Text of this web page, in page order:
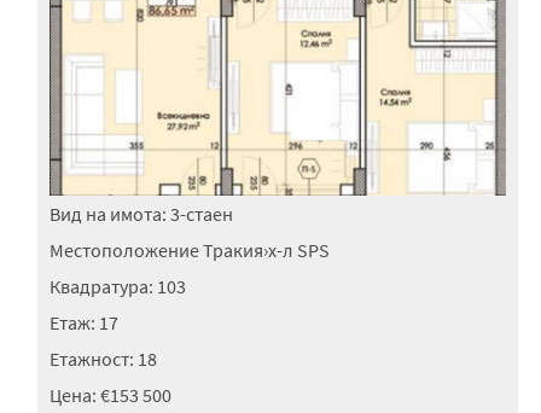
Вид на имота: 3-стаен
МестоположениеТракия›х-л SPS
Квадратура: 103
Етаж: 17
Етажност: 18
Цена: €153 500